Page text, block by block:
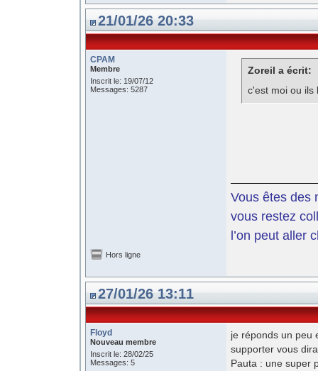
21/01/26 20:33
CPAM
Membre
Inscrit le: 19/07/12
Messages: 5287
Zoreil a écrit:
c'est moi ou ils
Vous êtes des
vous restez
l’on peut aller
Hors ligne
27/01/26 13:11
Floyd
Nouveau membre
Inscrit le: 28/02/25
Messages: 5
je réponds un peu
supporter vous
Pauta : une super